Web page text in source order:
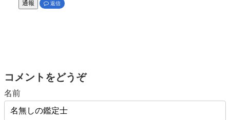
通報 返信
コメントをどうぞ
名前